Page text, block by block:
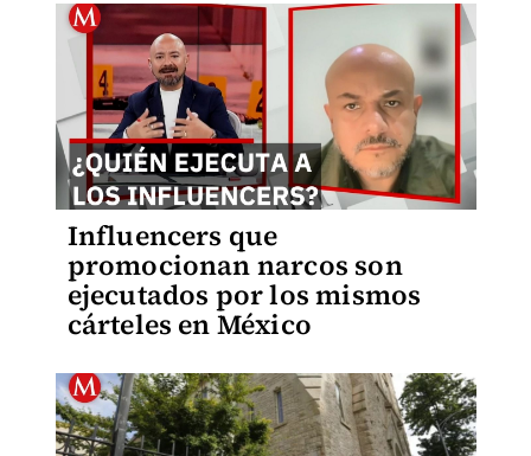
Influencers que
promocionan narcos son
ejecutados por los mismos
cárteles en México